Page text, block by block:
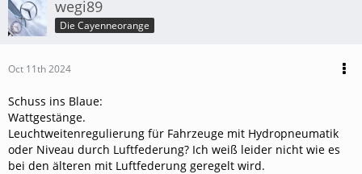
wegi89
Die Cayenneorange
Oct 11th 2024
Schuss ins Blaue:
Wattgestänge.
Leuchtweitenregulierung für Fahrzeuge mit Hydropneumatik
oder Niveau durch Luftfederung? Ich weiß leider nicht wie es
bei den älteren mit Luftfederung geregelt wird.